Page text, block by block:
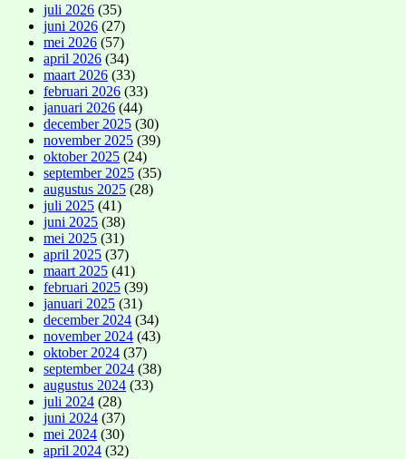
juli 2026 (35)
juni 2026 (27)
mei 2026 (57)
april 2026 (34)
maart 2026 (33)
februari 2026 (33)
januari 2026 (44)
december 2025 (30)
november 2025 (39)
oktober 2025 (24)
september 2025 (35)
augustus 2025 (28)
juli 2025 (41)
juni 2025 (38)
mei 2025 (31)
april 2025 (37)
maart 2025 (41)
februari 2025 (39)
januari 2025 (31)
december 2024 (34)
november 2024 (43)
oktober 2024 (37)
september 2024 (38)
augustus 2024 (33)
juli 2024 (28)
juni 2024 (37)
mei 2024 (30)
april 2024 (32)